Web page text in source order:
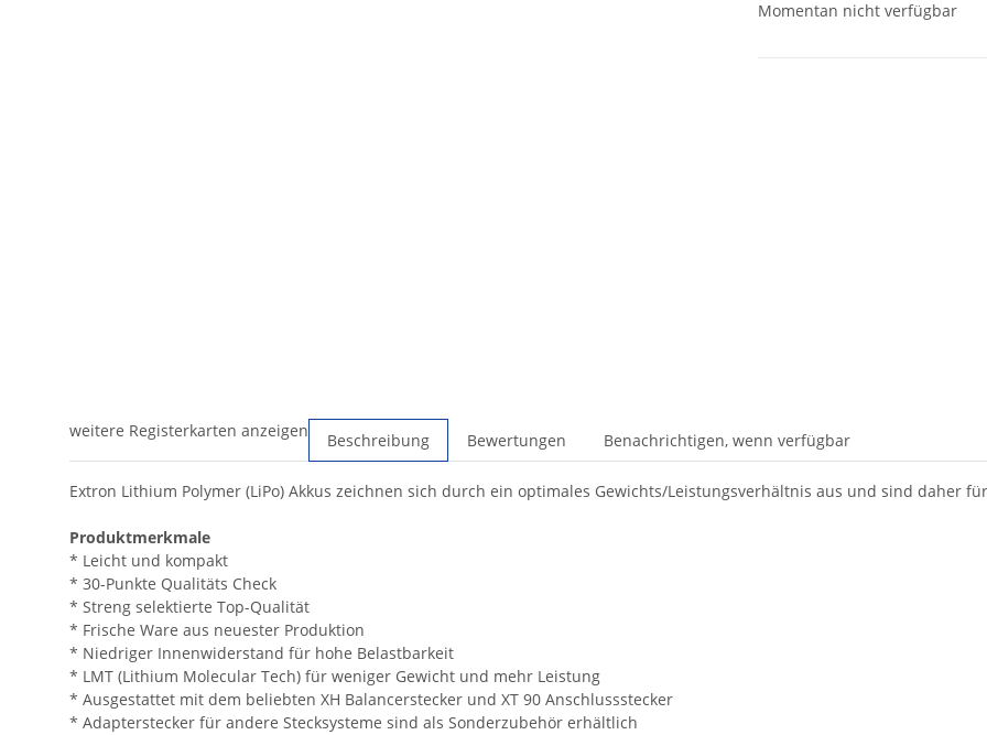
Momentan nicht verfügbar
weitere Registerkarten anzeigen Beschreibung Bewertungen Benachrichtigen, wenn verfügbar
Extron Lithium Polymer (LiPo) Akkus zeichnen sich durch ein optimales Gewichts/Leistungsverhältnis aus und sind daher
Produktmerkmale
* Leicht und kompakt
* 30-Punkte Qualitäts Check
* Streng selektierte Top-Qualität
* Frische Ware aus neuester Produktion
* Niedriger Innenwiderstand für hohe Belastbarkeit
* LMT (Lithium Molecular Tech) für weniger Gewicht und mehr Leistung
* Ausgestattet mit dem beliebten XH Balancerstecker und XT 90 Anschlussstecker
* Adapterstecker für andere Stecksysteme sind als Sonderzubehör erhältlich